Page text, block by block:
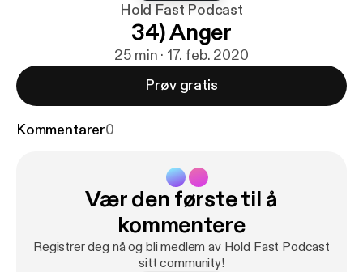
Hold Fast Podcast
34) Anger
25 min · 17. feb. 2020
Prøv gratis
Kommentarer0
Vær den første til å
kommentere
Registrer deg nå og bli medlem av Hold Fast Podcast
sitt community!